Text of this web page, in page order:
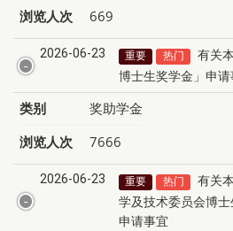
浏览人次
669
2026-06-23 重要 热门
有关
博士生奖学金」申请
类别
奖助学金
浏览人次
7666
2026-06-23 重要 热门
有关
学及技术委员会博士
申请事宜